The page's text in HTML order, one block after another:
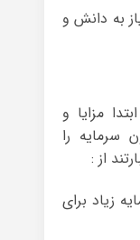
به دانش و
مزایا و
سرمایه را
از :
زیاد برای